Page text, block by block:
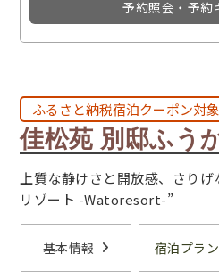
予約照会・予約
ふるさと納税宿泊クーポン対
佳松苑 別邸ふう
上質な静けさと開放感、さり
リゾート -Watoresort-”
基本情報 宿泊プラン